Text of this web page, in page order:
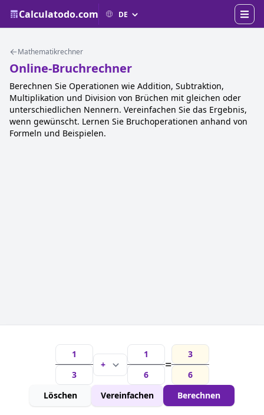
Calculatodo.com
Mathematikrechner
Online-Bruchrechner
Berechnen Sie Operationen wie Addition, Subtraktion,
Multiplikation und Division von Brüchen mit gleichen oder
unterschiedlichen Nennern. Vereinfachen Sie das Ergebnis,
wenn gewünscht. Lernen Sie Bruchoperationen anhand von
Formeln und Beispielen.
=
Löschen Vereinfachen Berechnen